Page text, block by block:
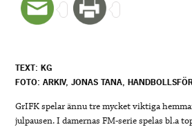
TEXT: KG
FOTO: ARKIV, JONAS TANA,
GrIFK spelar ännu tre mycket viktiga
julpausen. I damernas FM-serie spelas bl.a